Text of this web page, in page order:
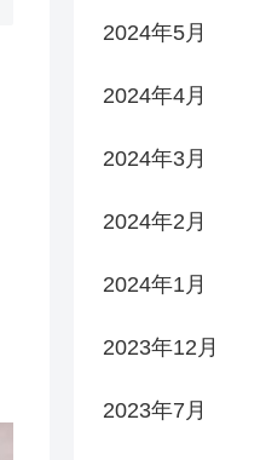
2024年5月
2024年4月
2024年3月
2024年2月
2024年1月
2023年12月
2023年7月